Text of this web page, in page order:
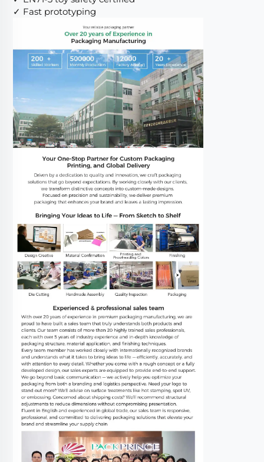
✓ Fast prototyping